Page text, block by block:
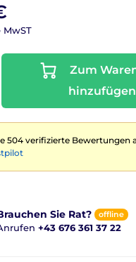
MwST
Zum
hinzufügen
504 verifizierte Bewertungen
Sie Rat? offline
+43 676 361 37 22